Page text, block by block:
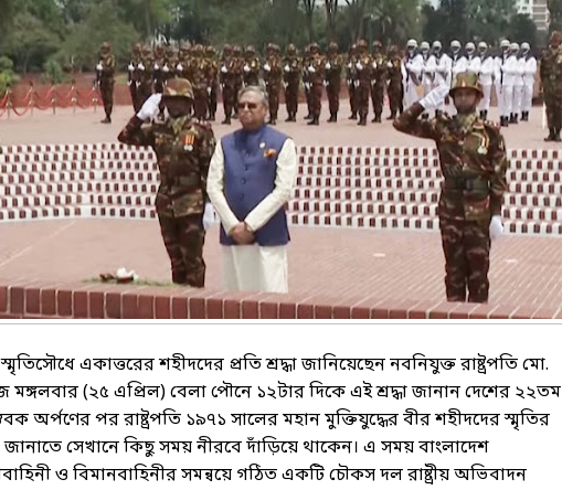
একাত্তরের শহীদদের প্রতি শ্রদ্ধা জানিয়েছেন নবনিযুক্ত রাষ্ট্রপতি মো.
মঙ্গলবার (২৫ এপ্রিল) বেলা পৌনে ১২টার দিকে এই শ্রদ্ধা জানান দেশের ২২তম
অর্পণের পর রাষ্ট্রপতি ১৯৭১ সালের মহান মুক্তিযুদ্ধের বীর শহীদদের স্মৃতির
জানাতে সেখানে কিছু সময় নীরবে দাঁড়িয়ে থাকেন। এ সময় বাংলাদেশ
ও বিমানবাহিনীর সমন্বয়ে গঠিত একটি চৌকস দল রাষ্ট্রীয় অভিবাদন